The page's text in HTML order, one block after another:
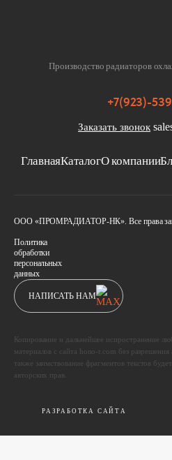
Производство радиаторов
ГлавнаяКаталогО компании
+7(923)-
Заказать звонок
ООО «ПРОМРАДИАТОР-НК». Все права
Политика
обработки
персональных
данных
НАПИСАТЬ НАМ
Копирование и дальнейшее испространение
материалов с сайта hono-r.com без
также заимствование фрагментов текстов
авторских прав.
РАЗРАБОТКА САЙТА